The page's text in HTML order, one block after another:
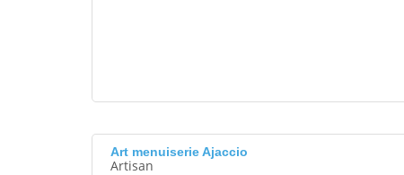
Art menuiserie Ajaccio
Artisan